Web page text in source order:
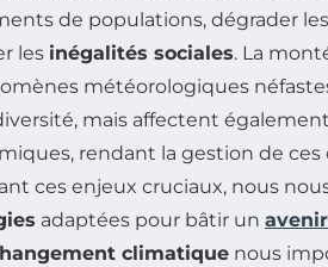
de populations, dégrader les
les inégalités sociales. La
météorologiques
mais affectent
rendant la gestion de ces
ces enjeux cruciaux, nous
adaptées pour bâtir un
climatique nous